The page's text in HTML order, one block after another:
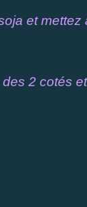
et mettez
2 cotés